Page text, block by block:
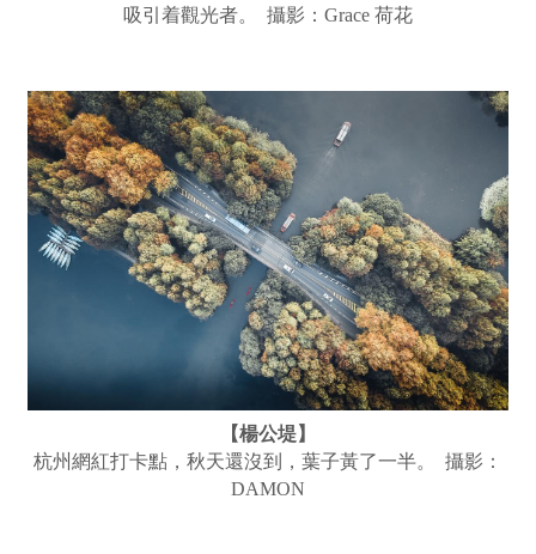
吸引着觀光者。 攝影：Grace 荷花
【楊公堤】
杭州網紅打卡點，秋天還沒到，葉子黃了一半。 攝影：
DAMON